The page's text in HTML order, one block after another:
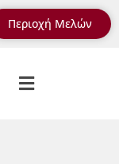
Περιοχή Μελών